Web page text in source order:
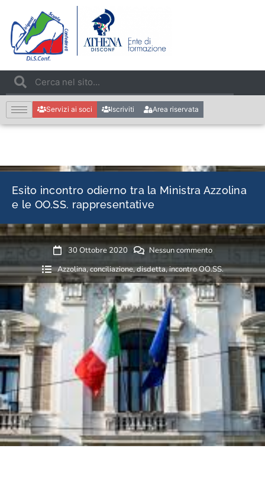
Servizi ai soci Iscriviti Area riservata
Esito incontro odierno tra la Ministra Azzolina
e le OO.SS. rappresentative
30 Ottobre 2020
Nessun commento
Azzolina,conciliazione,disdetta,incontro OO.SS.